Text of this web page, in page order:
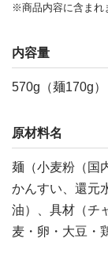
※商品内容に含まれ
内容量
570g（麺170g）
原材料名
麺（小麦粉（国
かんすい、還元
油）、具材（チ
麦・卵・大豆・